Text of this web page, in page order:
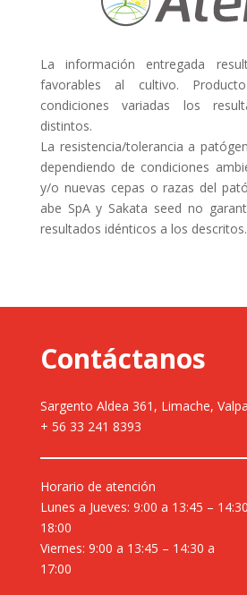
La información entregada
favorables al cultivo.
condiciones variadas los
distintos.
La resistencia/tolerancia a
dependiendo de condiciones
y/o nuevas cepas o razas del
abe SpA y Sakata seed no
resultados idénticos a los descritos.
Contáctanos
Sargento Aldea 361, Limache,
+ 56 33 241 8393
Horario de atención
Lunes a Jueves: 9:00 a 13:45 –
18:00
Viernes: 9:00 a 13:45 – 14:30 a
17:00